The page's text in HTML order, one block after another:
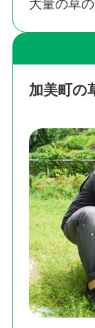
大量の草
加美町の